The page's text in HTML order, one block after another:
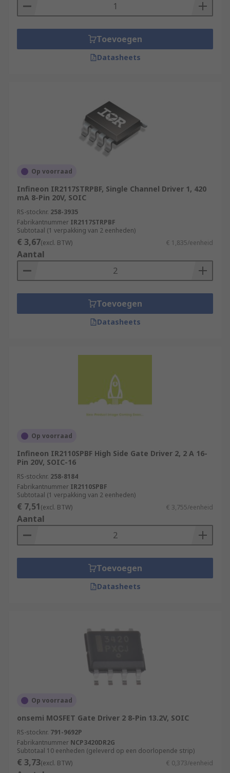
Toevoegen
Datasheets
Op voorraad
Infineon IR2117STRPBF, Single Channel Driver 1, 420
mA 8-Pin 20V, SOIC
RS-stocknr. 258-3935
Fabrikantnummer IR2117STRPBF
Subtotaal (1 verpakking van 2 eenheden)
€ 3,67(excl. BTW) € 1,835/eenheid
Aantal
Toevoegen
Datasheets
Op voorraad
Infineon IR2110SPBF High Side Gate Driver 2, 2 A 16-
Pin 20V, SOIC-16
RS-stocknr. 258-8184
Fabrikantnummer IR2110SPBF
Subtotaal (1 verpakking van 2 eenheden)
€ 7,51(excl. BTW) € 3,755/eenheid
Aantal
Toevoegen
Datasheets
Op voorraad
onsemi MOSFET Gate Driver 2 8-Pin 13.2V, SOIC
RS-stocknr. 791-9692P
Fabrikantnummer NCP3420DR2G
Subtotaal 10 eenheden (geleverd op een doorlopende strip)
€ 3,73(excl. BTW) € 0,373/eenheid